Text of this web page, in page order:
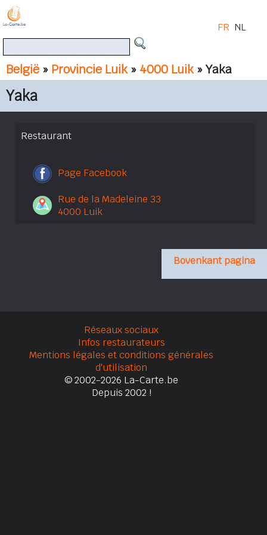
België » Provincie Luik» 4000 Luik » Yaka
FR NL
Yaka
Restaurant
Page Facebook
Rue de la Madeleine 33
4000 Luik
Bovenkant pagina
Réseaux sociaux
Infos restaurateurs
Mentions légales et conditions générales
d'utilisation
© 2002-2026 La-Carte.be
Depuis 2002 !